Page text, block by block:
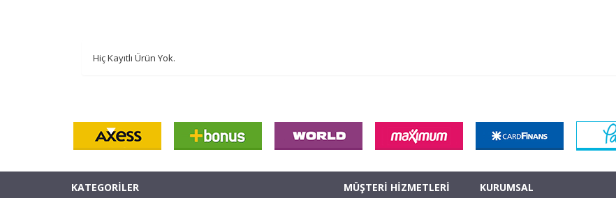
Hiç Kayıtlı Ürün Yok.
KATEGORİLER MÜŞTERİ HİZMETLERİ KURUMSAL